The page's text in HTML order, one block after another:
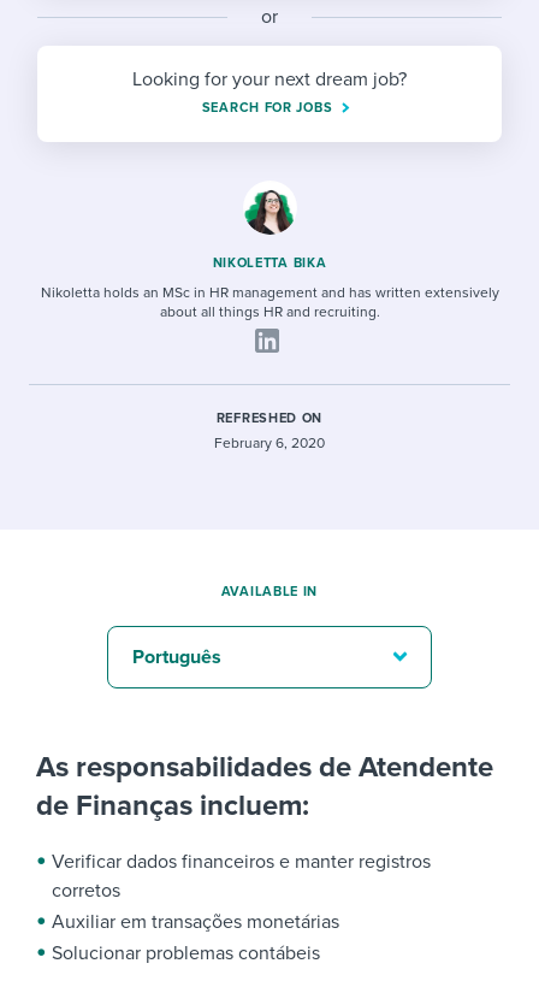
Ensuring compliance
Finding and attracting people
Candidate/employee experiences
Step-by-step tutorials
HR terms
Career development
Overall career resources
or
Looking for your next dream job?
SEARCH FOR JOBS
NIKOLETTA BIKA
Nikoletta holds an MSc in HR management and has written extensively
about all things HR and recruiting.
REFRESHED ON
February 6, 2020
As responsabilidades de Atendente
de Finanças incluem:
Verificar dados financeiros e manter registros
corretos
Auxiliar em transações monetárias
Solucionar problemas contábeis
AVAILABLE IN
Português